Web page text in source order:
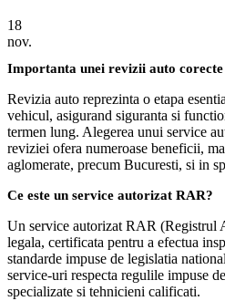
18
nov.
Importanta unei revizii auto
Revizia auto reprezinta o etapa
vehicul, asigurand siguranta si
termen lung. Alegerea unui service
reviziei ofera numeroase beneficii,
aglomerate, precum Bucuresti, si in
Ce este un service autorizat RAR?
Un service autorizat RAR (Registrul
legala, certificata pentru a efectua
standarde impuse de legislatia
service-uri respecta regulile impuse
specializate si tehnicieni calificati.